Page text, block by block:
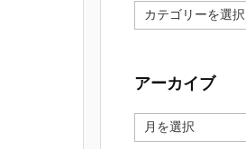
カ
テ
ー
アーカイブ
ー